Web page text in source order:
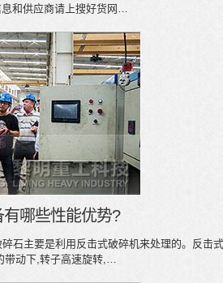
和供应商请上搜好货网…
哪些性能优势?
石主要是利用反击式破碎机来处理的。反击
带动下,转子高速旋转,…